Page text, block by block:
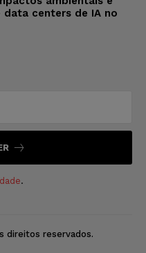
centers de IA no
.
direitos reservados.